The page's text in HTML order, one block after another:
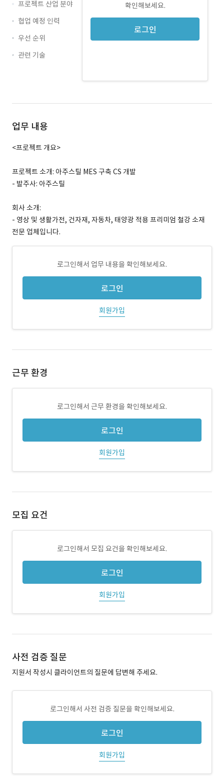
확인해보세요.
로그인
프로젝트 산업 분야
협업 예정 인력
우선 순위
관련 기술
업무 내용
<프로젝트 개요>
프로젝트 소개: 아주스틸 MES 구축 CS 개발
- 발주사: 아주스틸
회사 소개:
- 영상 및 생활가전, 건자재, 자동차, 태양광 적용 프리미엄 철강 소재
전문 업체입니다.
로그인해서 업무 내용을 확인해보세요.
로그인
회원가입
근무 환경
로그인해서 근무 환경을 확인해보세요.
로그인
회원가입
모집 요건
로그인해서 모집 요건을 확인해보세요.
로그인
회원가입
사전 검증 질문
지원서 작성시 클라이언트의 질문에 답변해 주세요.
로그인해서 사전 검증 질문을 확인해보세요.
로그인
회원가입